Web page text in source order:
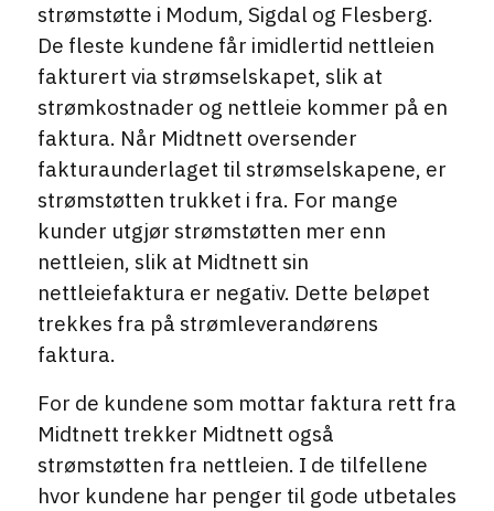
strømstøtte i Modum, Sigdal og Flesberg.
De fleste kundene får imidlertid nettleien
fakturert via strømselskapet, slik at
strømkostnader og nettleie kommer på en
faktura. Når Midtnett oversender
fakturaunderlaget til strømselskapene, er
strømstøtten trukket i fra. For mange
kunder utgjør strømstøtten mer enn
nettleien, slik at Midtnett sin
nettleiefaktura er negativ. Dette beløpet
trekkes fra på strømleverandørens
faktura.
For de kundene som mottar faktura rett fra
Midtnett trekker Midtnett også
strømstøtten fra nettleien. I de tilfellene
hvor kundene har penger til gode utbetales